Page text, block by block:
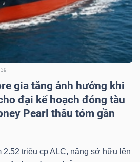
gia tăng ảnh hưởng khi
đại kế hoạch đóng tàu
Pearl thâu tóm gần
2.52 triệu cp ALC, nâng sở hữu lên